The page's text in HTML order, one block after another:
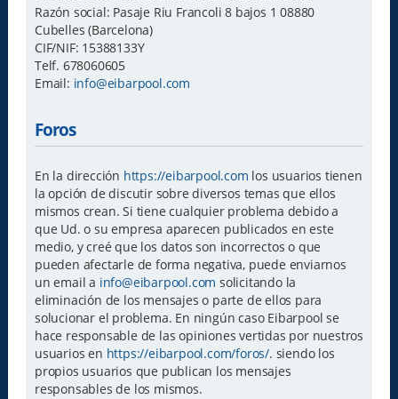
Razón social: Pasaje Riu Francoli 8 bajos 1 08880
Cubelles (Barcelona)
CIF/NIF: 15388133Y
Telf. 678060605
Email: info@eibarpool.com
Foros
En la dirección https://eibarpool.com los usuarios tienen
la opción de discutir sobre diversos temas que ellos
mismos crean. Si tiene cualquier problema debido a
que Ud. o su empresa aparecen publicados en este
medio, y creé que los datos son incorrectos o que
pueden afectarle de forma negativa, puede enviarnos
un email a info@eibarpool.com solicitando la
eliminación de los mensajes o parte de ellos para
solucionar el problema. En ningún caso Eibarpool se
hace responsable de las opiniones vertidas por nuestros
usuarios en https://eibarpool.com/foros/. siendo los
propios usuarios que publican los mensajes
responsables de los mismos.